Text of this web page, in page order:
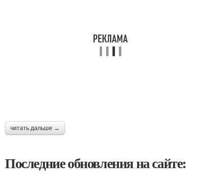
читать дальше →
Последние обновления на сайте: